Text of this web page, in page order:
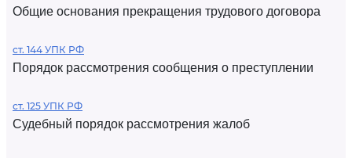
Общие основания прекращения трудового договора
ст. 144 УПК РФ
Порядок рассмотрения сообщения о преступлении
ст. 125 УПК РФ
Судебный порядок рассмотрения жалоб